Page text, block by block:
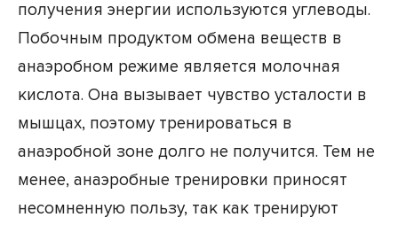
получения энергии используются углеводы.
Побочным продуктом обмена веществ в
анаэробном режиме является молочная
кислота. Она вызывает чувство усталости в
мышцах, поэтому тренироваться в
анаэробной зоне долго не получится. Тем не
менее, анаэробные тренировки приносят
несомненную пользу, так как тренируют